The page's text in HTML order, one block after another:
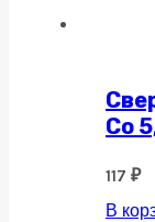
Co
117 ₽
В